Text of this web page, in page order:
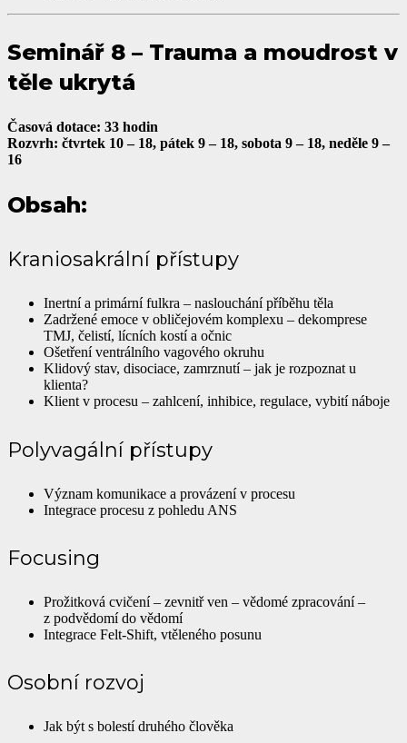
Seminář 8 – Trauma a moudrost v
těle ukrytá
Časová dotace: 33 hodin
Rozvrh: čtvrtek 10 – 18, pátek 9 – 18, sobota 9 – 18, neděle 9 –
16
Obsah:
Kraniosakrální přístupy
Inertní a primární fulkra – naslouchání příběhu těla
Zadržené emoce v obličejovém komplexu – dekomprese
TMJ, čelistí, lícních kostí a očnic
Ošetření ventrálního vagového okruhu
Klidový stav, disociace, zamrznutí – jak je rozpoznat u
klienta?
Klient v procesu – zahlcení, inhibice, regulace, vybití náboje
Polyvagální přístupy
Význam komunikace a provázení v procesu
Integrace procesu z pohledu ANS
Focusing
Prožitková cvičení – zevnitř ven – vědomé zpracování –
z podvědomí do vědomí
Integrace Felt-Shift, vtěleného posunu
Osobní rozvoj
Jak být s bolestí druhého člověka